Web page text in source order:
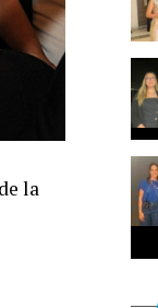
la